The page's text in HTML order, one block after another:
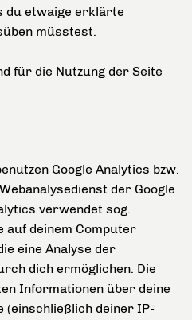
du etwaige erklärte
müsstest.
für die Nutzung der Seite
Google Analytics bzw.
der Google
verwendet sog.
auf deinem Computer
eine Analyse der
dich ermöglichen. Die
Informationen über deine
(einschließlich deiner IP-